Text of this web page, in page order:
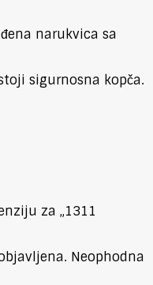
narukvica sa
sigurnosna kopča.
za „1311
Neophodna